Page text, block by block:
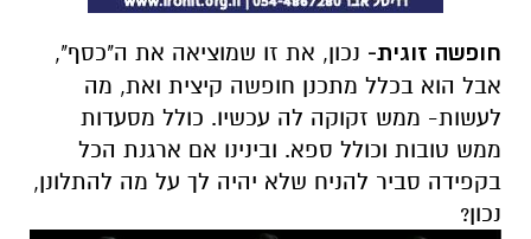
חופשה זוגית- נכון, את זו שמוציאה את ה"כסף",
אבל הוא בכלל מתכנן חופשה קיצית ואת, מה
לעשות- ממש זקוקה לה עכשיו. כולל מסעדות
ממש טובות וכולל ספא. ובינינו אם ארגנת הכל
בקפידה סביר להניח שלא יהיה לך על מה להתלונן,
נכון?